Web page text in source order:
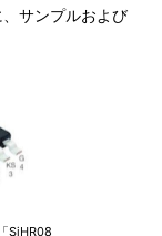
サンプルおよび
SiHR08